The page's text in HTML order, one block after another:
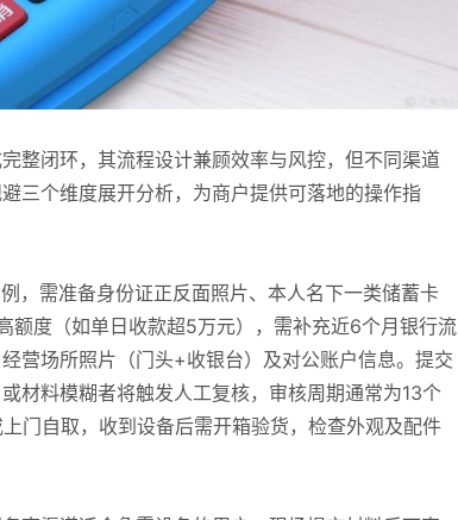
整闭环，其流程设计兼顾效率与风控，但不同渠道
三个维度展开分析，为商户提供可落地的操作指
，需准备身份证正反面照片、本人名下一类储蓄卡
额度（如单日收款超5万元），需补充近6个月银行流
营场所照片（门头+收银台）及对公账户信息。提交
材料模糊者将触发人工复核，审核周期通常为13个
门自取，收到设备后需开箱验货，检查外观及配件